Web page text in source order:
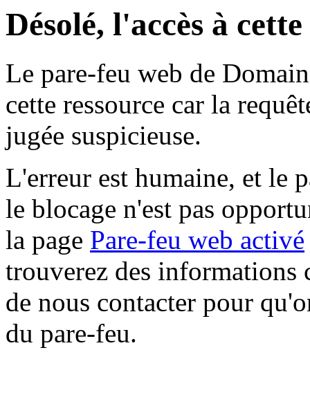
Désolé, l'accès à
Le pare-feu web de
cette ressource car la
jugée suspicieuse.
L'erreur est humaine, et le
le blocage n'est pas
la page Pare-feu web activé
trouverez des informations
de nous contacter pour
du pare-feu.